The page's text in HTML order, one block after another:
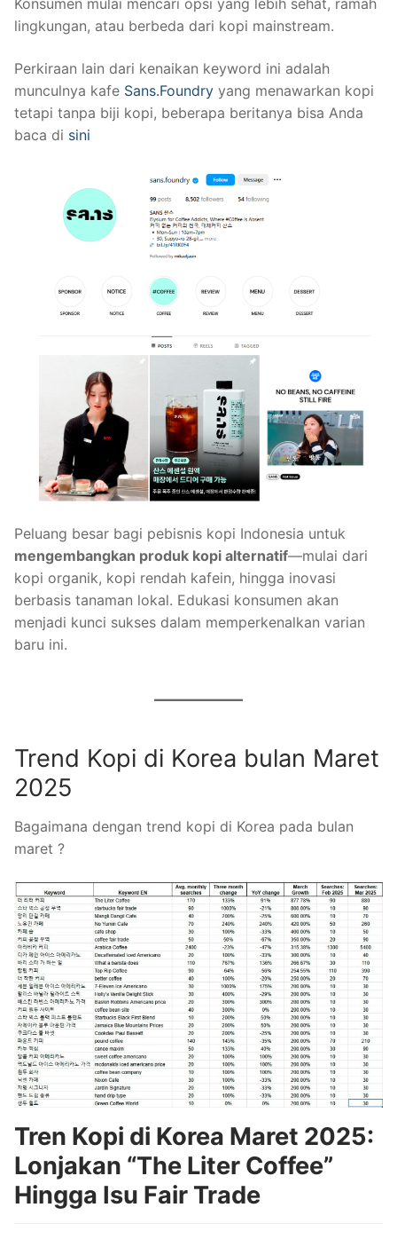
lingkungan, atau berbeda dari kopi mainstream.
Perkiraan lain dari kenaikan keyword ini adalah
munculnya kafe Sans.Foundry yang menawarkan kopi
tetapi tanpa biji kopi, beberapa beritanya bisa Anda
baca di sini
Peluang besar bagi pebisnis kopi Indonesia untuk
mengembangkan produk kopi alternatif—mulai dari
kopi organik, kopi rendah kafein, hingga inovasi
berbasis tanaman lokal. Edukasi konsumen akan
menjadi kunci sukses dalam memperkenalkan varian
baru ini.
Trend Kopi di Korea bulan Maret
2025
Bagaimana dengan trend kopi di Korea pada bulan
maret ?
Tren Kopi di Korea Maret 2025:
Lonjakan “The Liter Coffee”
Hingga Isu Fair Trade